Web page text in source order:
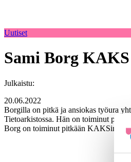
Uutiset
Sami Borg
Julkaistu:
20.06.2022
Borgilla on pitkä ja ansiokas työura
Tietoarkistossa. Hän on toiminut
Borg on toiminut pitkään KAKSin